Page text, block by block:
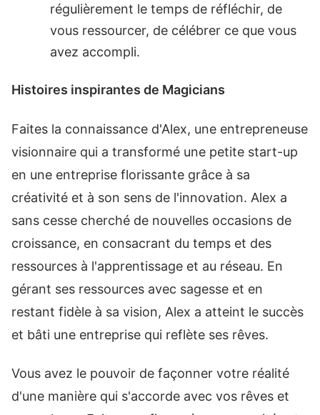
régulièrement le temps de réfléchir, de
vous ressourcer, de célébrer ce que vous
avez accompli.
Histoires inspirantes de Magicians
Faites la connaissance d'Alex, une entrepreneuse
visionnaire qui a transformé une petite start-up
en une entreprise florissante grâce à sa
créativité et à son sens de l'innovation. Alex a
sans cesse cherché de nouvelles occasions de
croissance, en consacrant du temps et des
ressources à l'apprentissage et au réseau. En
gérant ses ressources avec sagesse et en
restant fidèle à sa vision, Alex a atteint le succès
et bâti une entreprise qui reflète ses rêves.
Vous avez le pouvoir de façonner votre réalité
d'une manière qui s'accorde avec vos rêves et